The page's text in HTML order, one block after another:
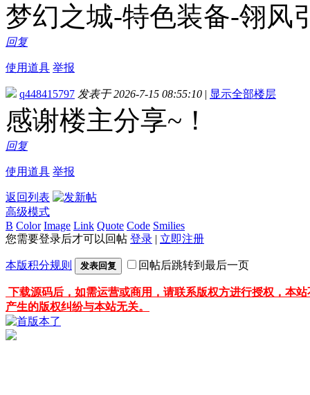
梦幻之城-特色装备-翎风
回复
使用道具 举报
q448415797 发表于 2026-7-15 08:55:10 | 显示全部楼层
感谢楼主分享~！
回复
使用道具 举报
返回列表
高级模式
B Color Image Link Quote Code Smilies
您需要登录后才可以回帖 登录 | 立即注册
本版积分规则 发表回复 回帖后跳转到最后一页
下载源码后，如需运营或商用，请联系版权方进行授权，本
产生的版权纠纷与本站无关。